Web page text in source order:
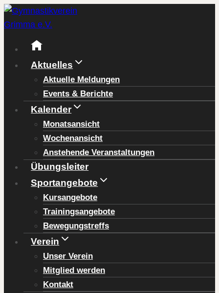
Zum
Inhalt
springen
Aktuelles
Aktuelle Meldungen
Events & Berichte
Kalender
Monatsansicht
Wochenansicht
Anstehende Veranstaltungen
Übungsleiter
Sportangebote
Kursangebote
Trainingsangebote
Bewegungstreffs
Verein
Unser Verein
Mitglied werden
Kontakt